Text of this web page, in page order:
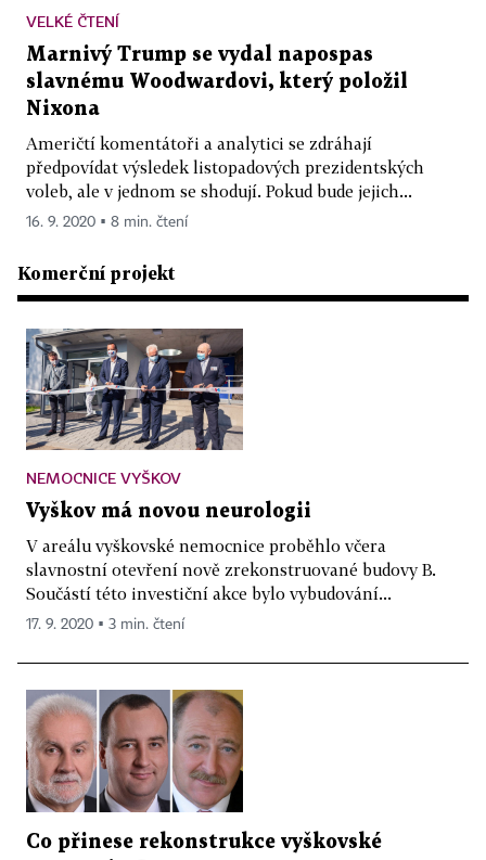
VELKÉ ČTENÍ
Marnivý Trump se vydal napospas
slavnému Woodwardovi, který položil
Nixona
Američtí komentátoři a analytici se zdráhají
předpovídat výsledek listopadových prezidentských
voleb, ale v jednom se shodují. Pokud bude jejich...
16. 9. 2020 ▪ 8 min. čtení
Komerční projekt
NEMOCNICE VYŠKOV
Vyškov má novou neurologii
V areálu vyškovské nemocnice proběhlo včera
slavnostní otevření nově zrekonstruované budovy B.
Součástí této investiční akce bylo vybudování...
17. 9. 2020 ▪ 3 min. čtení
Co přinese rekonstrukce vyškovské